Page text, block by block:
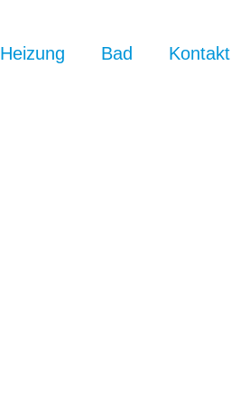
Heizung Bad Kontakt